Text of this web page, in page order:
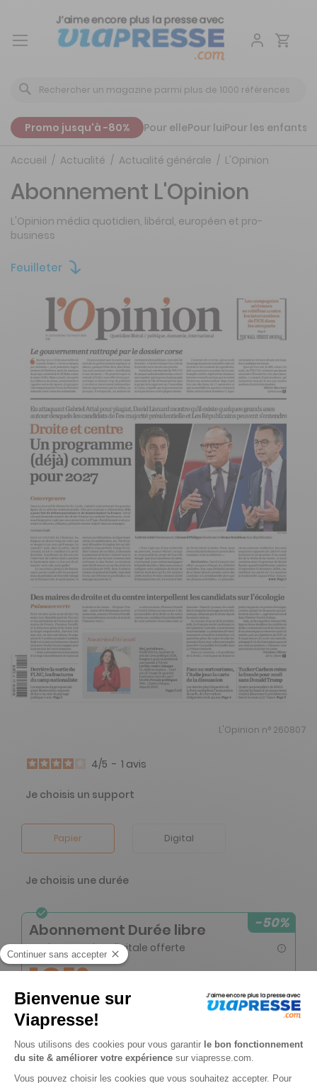
Aller
Promo jusqu'à -80% Pour ellePour luiPour les enfants
Accueil Actualité Actualité générale L'Opinion
Feuilleter
L'Opinion n° 260807
Abonnement L'Opinion
L'Opinion média quotidien, libéral, européen et pro-
business
4/5 - 1 avis
Je choisis un support
Papier Digital
Je choisis une durée
-50%
Abonnement Durée libre
Papier + Version digitale offerte
1€50
Prix par n° pendant 6 mois, puis 1,70 € par n°
Tarif France métropolitaine
-65%
Abonnement 6 mois
126 n° • Papier + Version digitale offerte + accès au digital l'Opinion